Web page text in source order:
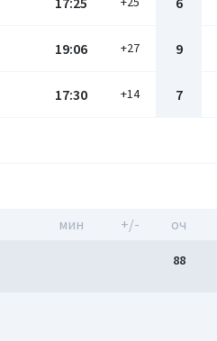
19:06 +27 9
17:30 +14 7
мин +/- оч
88